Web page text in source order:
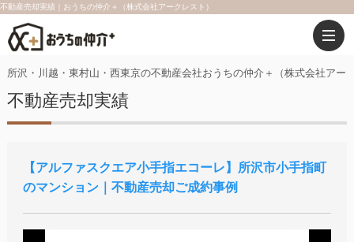
不動産売却実績｜おうちの仲介＋（株式会社アークレスト）
所沢・川越・東村山・西東京の不動産会社おうちの仲介＋（株式会社アー
不動産売却実績
アルファスクエア小手指エコーレ
所沢市小手指町
のマンション｜不動産売却ご成約事例